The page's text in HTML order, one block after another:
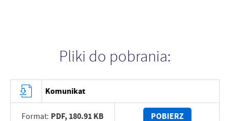
Pliki do pobrania:
Komunikat
Format: PDF, 180.91 KB POBIERZ